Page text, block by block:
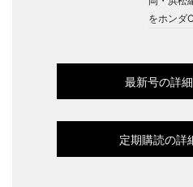
をホンダ
最新号の詳
定期購読の詳